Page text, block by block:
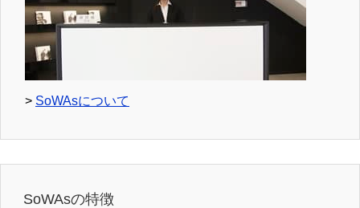
> SoWAsについて
SoWAsの特徴